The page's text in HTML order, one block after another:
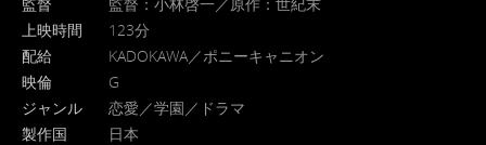
上映時間
123分
配給
KADOKAWA／ポニーキャニオン
映倫
G
ジャンル
恋愛／学園／ドラマ
製作国
日本